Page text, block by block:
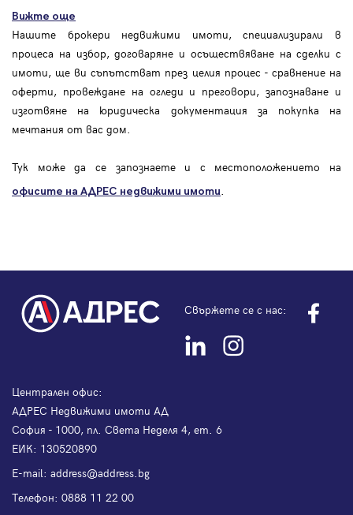
Вижте още
Нашите брокери недвижими имоти, специализирали в
процеса на избор, договаряне и осъществяване на сделки с
имоти, ще ви съпътстват през целия процес - сравнение на
оферти, провеждане на огледи и преговори, запознаване и
изготвяне на юридическа документация за покупка на
мечтания от вас дом.
Тук може да се запознаете и с местоположението на
офисите на АДРЕС недвижими имоти
Свържете се с нас:
Централен офис:
АДРЕС Недвижими имоти АД
София - 1000, пл. Света Неделя 4, ет. 6
ЕИК: 130520890
Е-mail: address@address.bg
Телефон: 0888 11 22 00